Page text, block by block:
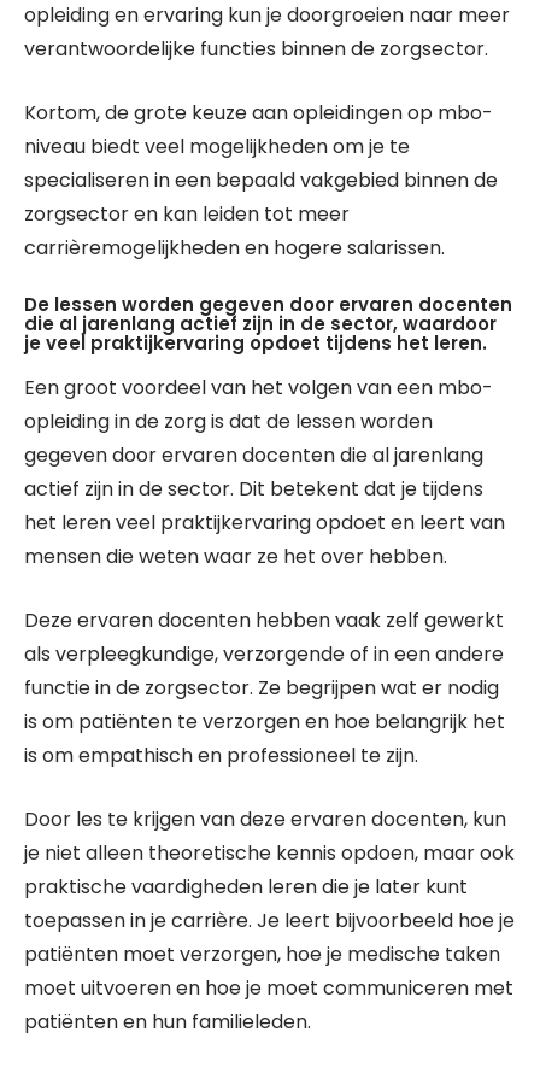
opleiding en ervaring kun je doorgroeien naar meer
verantwoordelijke functies binnen de zorgsector.
Kortom, de grote keuze aan opleidingen op mbo-
niveau biedt veel mogelijkheden om je te
specialiseren in een bepaald vakgebied binnen de
zorgsector en kan leiden tot meer
carrièremogelijkheden en hogere salarissen.
De lessen worden gegeven door ervaren docenten
die al jarenlang actief zijn in de sector, waardoor
je veel praktijkervaring opdoet tijdens het leren.
Een groot voordeel van het volgen van een mbo-
opleiding in de zorg is dat de lessen worden
gegeven door ervaren docenten die al jarenlang
actief zijn in de sector. Dit betekent dat je tijdens
het leren veel praktijkervaring opdoet en leert van
mensen die weten waar ze het over hebben.
Deze ervaren docenten hebben vaak zelf gewerkt
als verpleegkundige, verzorgende of in een andere
functie in de zorgsector. Ze begrijpen wat er nodig
is om patiënten te verzorgen en hoe belangrijk het
is om empathisch en professioneel te zijn.
Door les te krijgen van deze ervaren docenten, kun
je niet alleen theoretische kennis opdoen, maar ook
praktische vaardigheden leren die je later kunt
toepassen in je carrière. Je leert bijvoorbeeld hoe je
patiënten moet verzorgen, hoe je medische taken
moet uitvoeren en hoe je moet communiceren met
patiënten en hun familieleden.